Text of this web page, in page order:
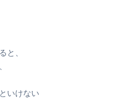
と、
いけない